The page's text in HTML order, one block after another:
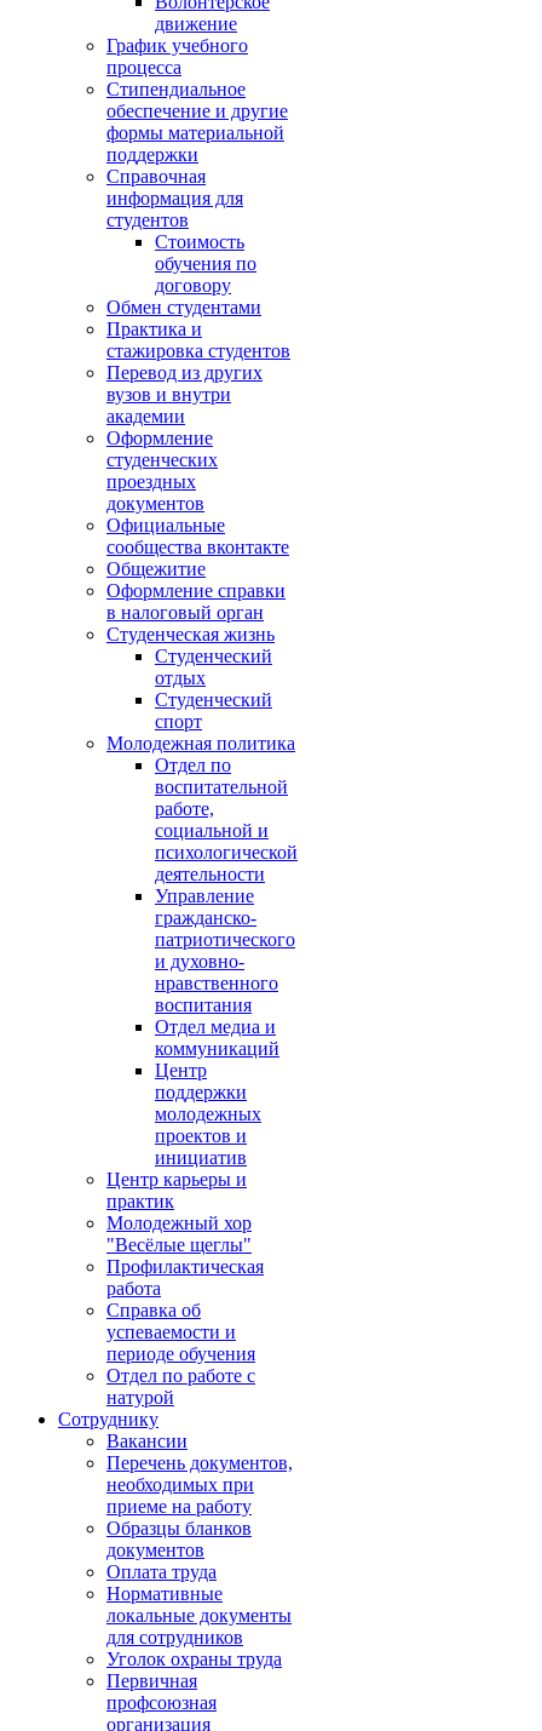
движение
График учебного
процесса
Стипендиальное
обеспечение и другие
формы материальной
поддержки
Справочная
информация для
студентов
Cтоимость
обучения по
договору
Обмен студентами
Практика и
стажировка студентов
Перевод из других
вузов и внутри
академии
Оформление
студенческих
проездных
документов
Официальные
сообщества вконтакте
Общежитие
Оформление справки
в налоговый орган
Студенческая жизнь
Студенческий
отдых
Студенческий
спорт
Молодежная политика
Отдел по
воспитательной
работе,
социальной и
психологической
деятельности
Управление
гражданско-
патриотического
и духовно-
нравственного
воспитания
Отдел медиа и
коммуникаций
Центр
поддержки
молодежных
проектов и
инициатив
Центр карьеры и
практик
Молодежный хор
"Весёлые щеглы"
Профилактическая
работа
Справка об
успеваемости и
периоде обучения
Отдел по работе с
натурой
Сотруднику
Вакансии
Перечень документов,
необходимых при
приеме на работу
Образцы бланков
документов
Оплата труда
Нормативные
локальные документы
для сотрудников
Уголок охраны труда
Первичная
профсоюзная
организация